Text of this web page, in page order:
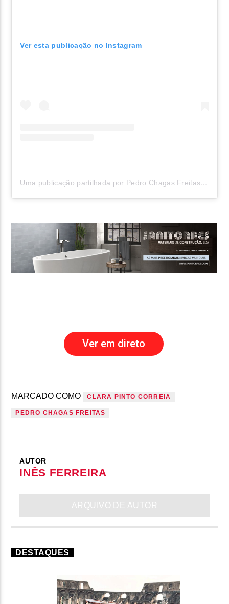
Ver esta publicação no Instagram
Uma publicação partilhada por Pedro Chagas Freitas (@pedrochagasfreitas)
Ver em direto
MARCADO COMO CLARA PINTO CORREIA
PEDRO CHAGAS FREITAS
AUTOR
INÊS FERREIRA
ARQUIVO DE AUTOR
DESTAQUES